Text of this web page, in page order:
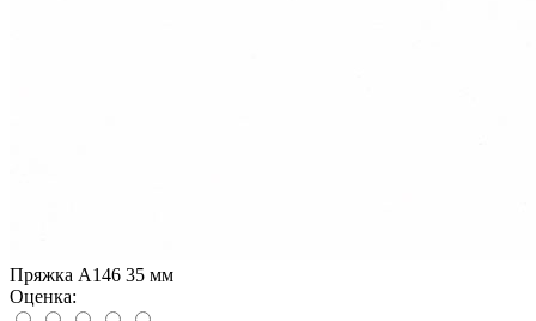
Пряжка A146 35 мм
Оценка: